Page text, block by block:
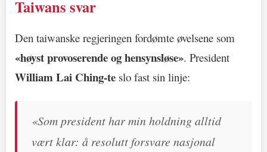
Taiwans svar
Den taiwanske regjeringen fordømte øvelsene som
«høyst provoserende og hensynsløse». President
William Lai Ching-te slo fast sin linje:
«Som president har min holdning alltid
vært klar: å resolutt forsvare nasjonal